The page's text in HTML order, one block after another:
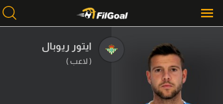
محتوى إخباري
الرئيسية
ايتور ريوبال
( لاعب )